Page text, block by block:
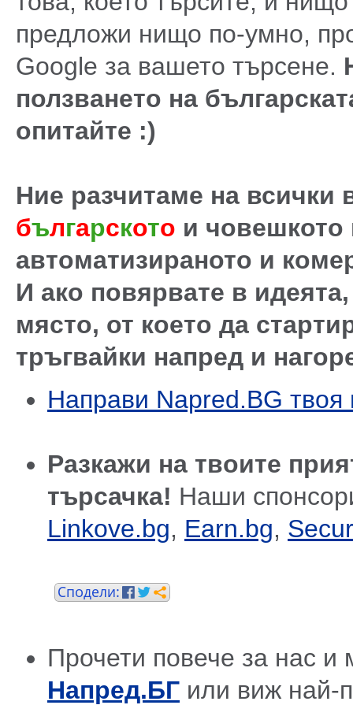
предложи нищо по-умно,
Google за вашето търсене.
ползването на
опитайте :)
Ние разчитаме на всички
българското и човешкото
автоматизираното и
И ако повярвате в
място, от което да
тръгвайки напред и
Направи Napred.BG твоя
Разкажи на твоите
търсачка! Наши
Linkove.bg, Earn.bg,
Прочети повече за нас и
Напред.БГ или виж най-